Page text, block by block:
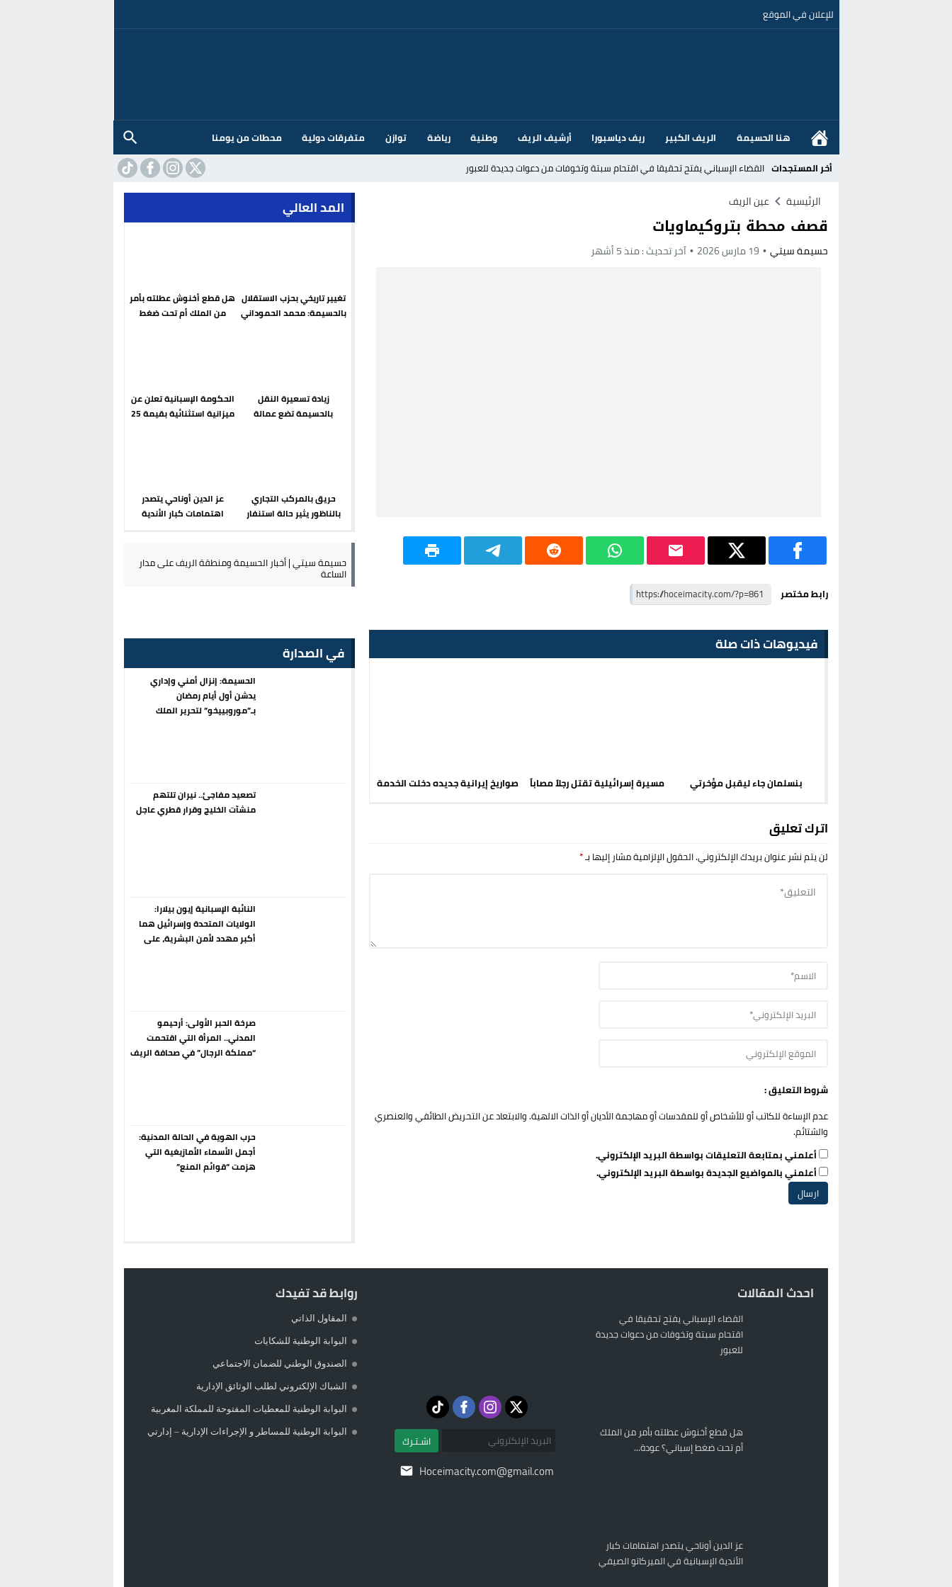
للإعلان في الموقع
هنا الحسيمة الريف الكبير ريف دياسبورا أرشيف الريف وطنية رياضة توازن متفرقات دولية
محطات من يومنا
أخر المستجدات القضاء الإسباني يفتح تحقيقا في اقتحام سبتة وتخوفات من دعوات جديدة للعبور
هل قطع أخنوش عطلته بأمر من الملك أم تحت ضغط إسباني؟ عودة مايوركا تفتح أسئلة ثقيلة
عز الدين أوناحي يتصدر اهتمامات كبار الأندية الإسبانية في الميركاتو الصيفي
تغيير تاريخي بحزب الاستقلال بالحسيمة: محمد الحموداني يبدأ مرحلة ما بعد مضيان
الرئيسية عين الريف
قصف محطة بتروكيماويات
حسيمة سيتي 19 مارس 2026 آخر تحديث :منذ 5 أشهر
رابط مختصر
فيديوهات ذات صلة
بنسلمان جاء ليقبل مؤخرتي مسيرة إسرائيلية تقتل رجلاً مصاباً صواريخ إيرانية جديده دخلت الخدمة
اترك تعليق
لن يتم نشر عنوان بريدك الإلكتروني.الحقول الإلزامية مشار إليها بـ*
شروط التعليق :
عدم الإساءة للكاتب أو للأشخاص أو للمقدسات أو مهاجمة الأديان أو الذات الالهية. والابتعاد عن التحريض الطائفي والعنصري
والشتائم.
أعلمني بمتابعة التعليقات بواسطة البريد الإلكتروني.
أعلمني بالمواضيع الجديدة بواسطة البريد الإلكتروني.
المد العالي
تغيير تاريخي بحزب الاستقلال
بالحسيمة: محمد الحموداني
هل قطع أخنوش عطلته بأمر
من الملك أم تحت ضغط
زيادة تسعيرة النقل
بالحسيمة تضع عمالة
الحكومة الإسبانية تعلن عن
ميزانية استثنائية بقيمة 25
حريق بالمركب التجاري
بالناظور يثير حالة استنفار
عز الدين أوناحي يتصدر
اهتمامات كبار الأندية
حسيمة سيتي | أخبار الحسيمة ومنطقة الريف على مدار
الساعة
في الصدارة
الحسيمة: إنزال أمني وإداري
يدشن أول أيام رمضان
بـ”موروبييخو” لتحرير الملك
تصعيد مفاجئ.. نيران تلتهم
منشآت الخليج وقرار قطري عاجل
النائبة الإسبانية إيون بيلارا:
الولايات المتحدة وإسرائيل هما
أكبر مهدد لأمن البشرية، على
صرخة الحبر الأولى: أرحيمو
المدني.. المرأة التي اقتحمت
“مملكة الرجال” في صحافة الريف
حرب الهوية في الحالة المدنية:
أجمل الأسماء الأمازيغية التي
هزمت “قوائم المنع”
احدث المقالات
القضاء الإسباني يفتح تحقيقا في
اقتحام سبتة وتخوفات من دعوات جديدة
للعبور
هل قطع أخنوش عطلته بأمر من الملك
أم تحت ضغط إسباني؟ عودة...
عز الدين أوناحي يتصدر اهتمامات كبار
الأندية الإسبانية في الميركاتو الصيفي
اشـتـرك
Hoceimacity.com@gmail.com
روابط قد تفيدك
المقاول الذاتي
البوابة الوطنية للشكايات
الصندوق الوطني للضمان الاجتماعي
الشباك الإلكتروني لطلب الوثائق الإدارية
البوابة الوطنية للمعطيات المفتوحة للمملكة المغربية
البوابة الوطنية للمساطر و الإجراءات الإدارية – إدارتي